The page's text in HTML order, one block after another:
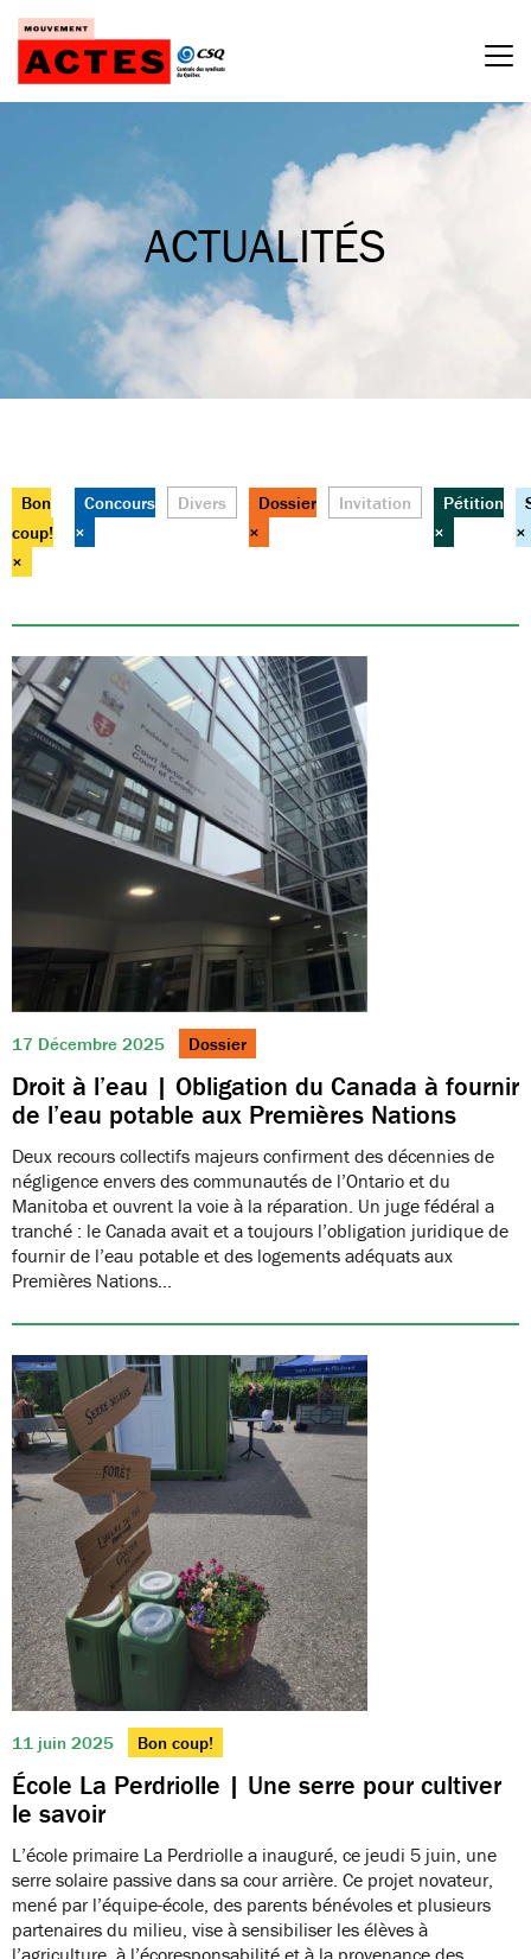
Passer
contenu
ACTUALITÉS
17 Décembre 2025 Dossier
Droit à l’eau | Obligation du Canada à fournir
de l’eau potable aux Premières Nations
Deux recours collectifs majeurs confirment des décennies de
négligence envers des communautés de l’Ontario et du
Manitoba et ouvrent la voie à la réparation. Un juge fédéral a
tranché : le Canada avait et a toujours l’obligation juridique de
fournir de l’eau potable et des logements adéquats aux
Premières Nations…
11 juin 2025 Bon coup!
École La Perdriolle | Une serre pour cultiver
le savoir
L’école primaire La Perdriolle a inauguré, ce jeudi 5 juin, une
serre solaire passive dans sa cour arrière. Ce projet novateur,
mené par l’équipe-école, des parents bénévoles et plusieurs
partenaires du milieu, vise à sensibiliser les élèves à
l’agriculture, à l’écoresponsabilité et à la provenance des
Bon
coup!
×
Concours
×
Divers
Dossier
×
Invitation
Pétition
×
×